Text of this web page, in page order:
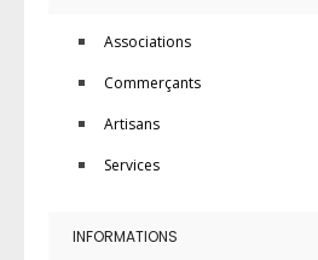
Associations
Commerçants
Artisans
Services
INFORMATIONS